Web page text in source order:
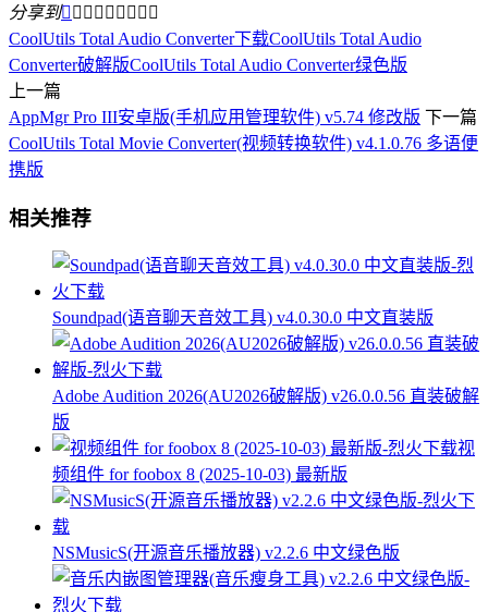
分享到        
CoolUtils Total Audio Converter下载CoolUtils Total Audio
Converter破解版CoolUtils Total Audio Converter绿色版
上一篇
AppMgr Pro III安卓版(手机应用管理软件) v5.74 修改版 下一篇
CoolUtils Total Movie Converter(视频转换软件) v4.1.0.76 多语便
携版
相关推荐
Soundpad(语音聊天音效工具) v4.0.30.0 中文直装版
Adobe Audition 2026(AU2026破解版) v26.0.0.56 直装破解
版
视
频组件 for foobox 8 (2025-10-03) 最新版
NSMusicS(开源音乐播放器) v2.2.6 中文绿色版